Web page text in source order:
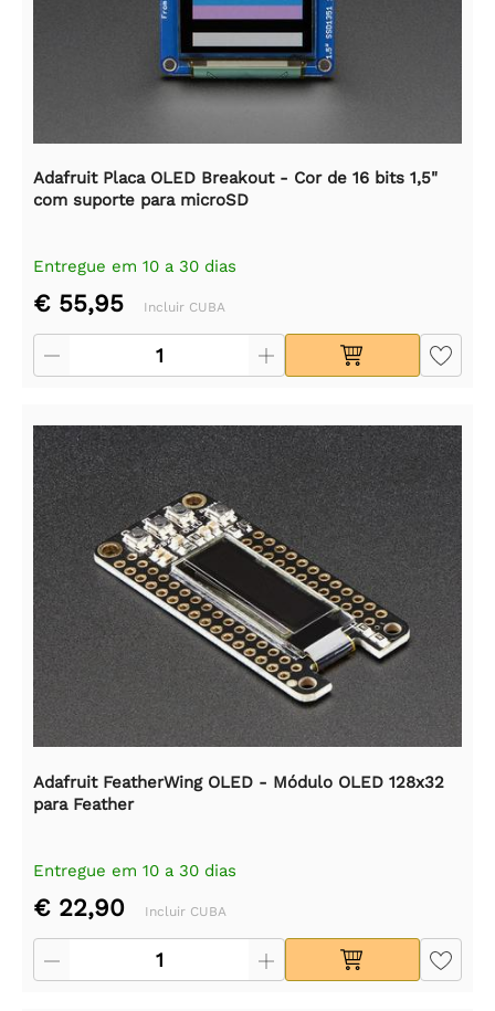
Adafruit Placa OLED Breakout - Cor de 16 bits 1,5"
com suporte para microSD
Entregue em 10 a 30 dias
€ 55,95 Incluir CUBA
Adafruit FeatherWing OLED - Módulo OLED 128x32
para Feather
Entregue em 10 a 30 dias
€ 22,90 Incluir CUBA